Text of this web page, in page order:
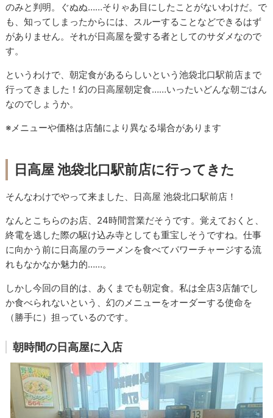
のみと判明。ぐぬぬ……そりゃあ目にしたことがないわけだ。で
も、知ってしまったからには、スルーすることなどできるはず
がありません。それが日高屋を愛する者としてのサダメなので
す。
というわけで、朝定食があるらしいという池袋北口駅前店まで
行ってきました！幻の日高屋朝定食……いったいどんな朝ごはん
なのでしょうか。
※メニューや価格は店舗により異なる場合があります
日高屋 池袋北口駅前店に行ってきた
そんなわけでやって来ました、日高屋 池袋北口駅前店！
なんとこちらのお店、24時間営業だそうです。覚えておくと、
終電を逃した際の駆け込み寺としても重宝しそうですね。仕事
に向かう前に日高屋のラーメンを食べてパワーチャージする流
れもなかなか魅力的……。
しかし今回の目的は、あくまでも朝定食。私は全店3店舗でし
か食べられないという、幻のメニューをオーダーする使命を
（勝手に）担っているのです。
朝時間の日高屋に入店